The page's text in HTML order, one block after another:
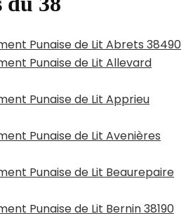
Punaise de Lit Abrets 38490
Punaise de Lit Allevard
Punaise de Lit Apprieu
Punaise de Lit Avenières
Punaise de Lit Beaurepaire
Punaise de Lit Bernin 38190